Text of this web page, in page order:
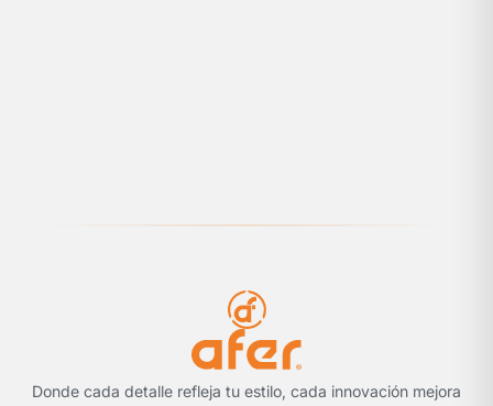
Donde cada detalle refleja tu estilo, cada innovación mejora